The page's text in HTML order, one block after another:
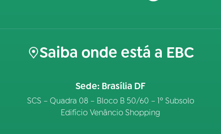
Saiba onde está a EBC
Sede: Brasília DF
SCS – Quadra 08 – Bloco B 50/60 – 1º Subsolo
Edifício Venâncio Shopping